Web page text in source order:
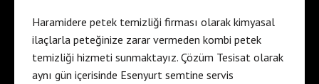
Haramidere petek temizliği firması olarak kimyasal
ilaçlarla peteğinize zarar vermeden kombi petek
temizliği hizmeti sunmaktayız. Çözüm Tesisat olarak
aynı gün içerisinde Esenyurt semtine servis